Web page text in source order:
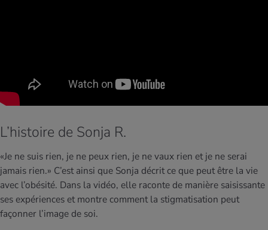
L’histoire de Sonja R.
«Je ne suis rien, je ne peux rien, je ne vaux rien et je ne serai
jamais rien.» C’est ainsi que Sonja décrit ce que peut être la vie
avec l’obésité. Dans la vidéo, elle raconte de manière saisissante
ses expériences et montre comment la stigmatisation peut
façonner l’image de soi.